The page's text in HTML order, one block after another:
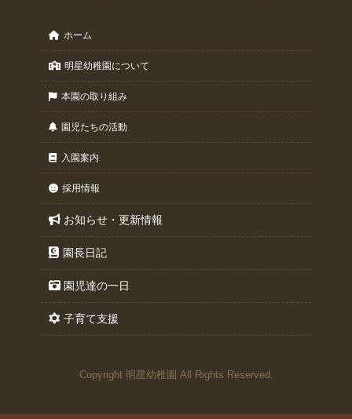
ホーム
明星幼稚園について
本園の取り組み
園児たちの活動
入園案内
採用情報
お知らせ・更新情報
園長日記
園児達の一日
子育て支援
Copyright 明星幼稚園 All Rights Reserved.